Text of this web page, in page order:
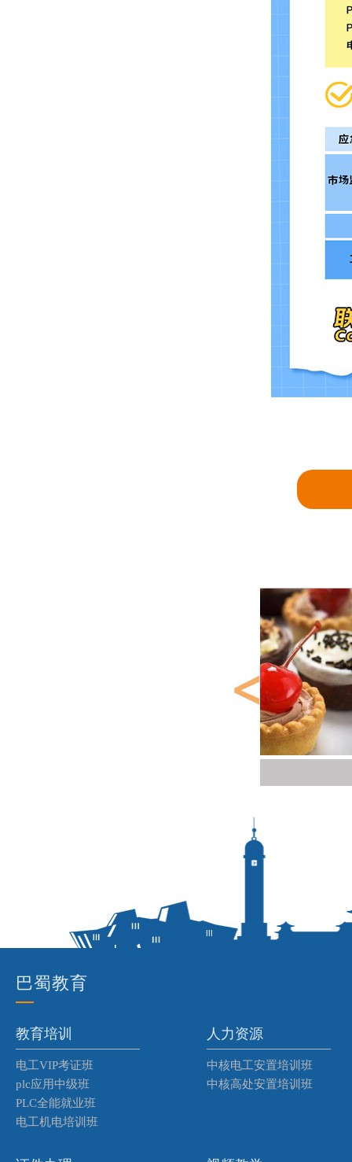
巴蜀教育
教育培训
电工VIP考证班
plc应用中级班
PLC全能就业班
电工机电培训班
人力资源
中核电工安置培训班
中核高处安置培训班